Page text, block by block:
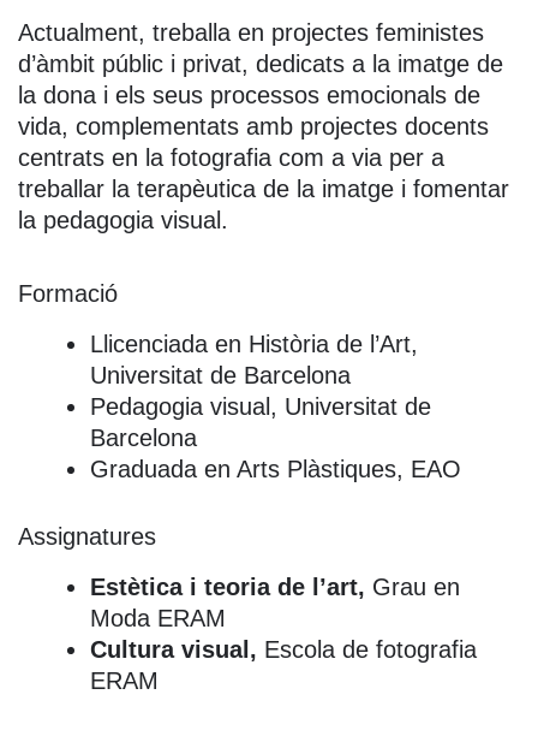
Actualment, treballa en projectes feministes
d’àmbit públic i privat, dedicats a la imatge de
la dona i els seus processos emocionals de
vida, complementats amb projectes docents
centrats en la fotografia com a via per a
treballar la terapèutica de la imatge i fomentar
la pedagogia visual.
Formació
Llicenciada en Història de l’Art,
Universitat de Barcelona
Pedagogia visual, Universitat de
Barcelona
Graduada en Arts Plàstiques, EAO
Assignatures
Estètica i teoria de l’art, Grau en
Moda ERAM
Cultura visual, Escola de fotografia
ERAM